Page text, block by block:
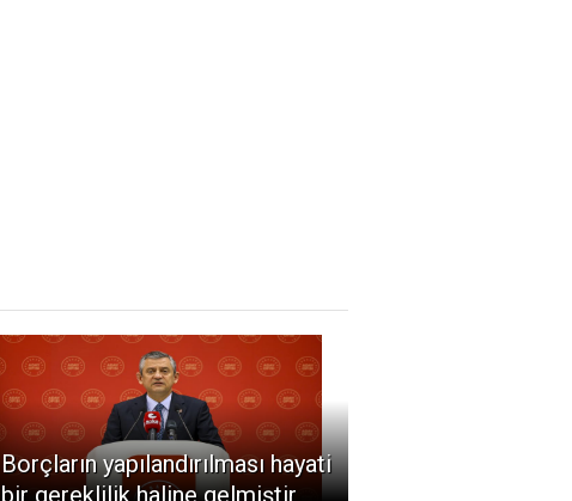
Borçların yapılandırılması hayati
bir gereklilik haline gelmiştir